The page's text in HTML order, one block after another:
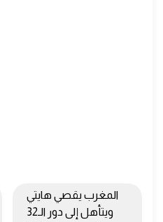
المغرب يقصي هايتي
ويتأهل إلى دور الـ32